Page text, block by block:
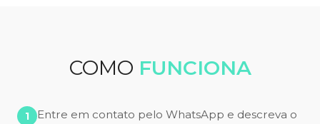
COMO FUNCIONA
Entre em contato pelo WhatsApp e descreva o